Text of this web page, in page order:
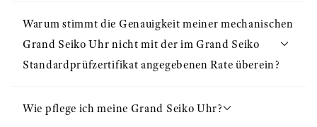
Warum stimmt die Genauigkeit meiner mechanischen
Grand Seiko Uhr nicht mit der im Grand Seiko
Standardprüfzertifikat angegebenen Rate überein?
Wie pflege ich meine Grand Seiko Uhr?